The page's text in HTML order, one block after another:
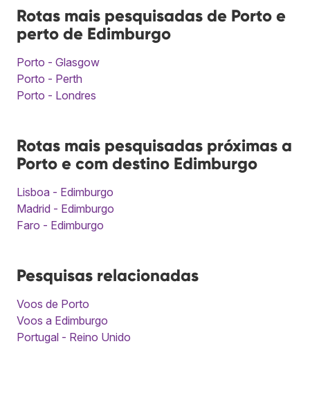
Rotas mais pesquisadas de Porto e
perto de Edimburgo
Porto - Glasgow
Porto - Perth
Porto - Londres
Rotas mais pesquisadas próximas a
Porto e com destino Edimburgo
Lisboa - Edimburgo
Madrid - Edimburgo
Faro - Edimburgo
Pesquisas relacionadas
Voos de Porto
Voos a Edimburgo
Portugal - Reino Unido